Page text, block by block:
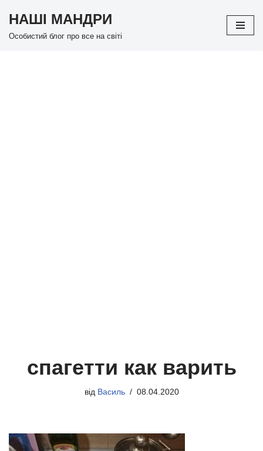
Перейти
НАШІ МАНДРИ
Особистий блог про все на світі
спагетти как варить
від Василь 08.04.2020